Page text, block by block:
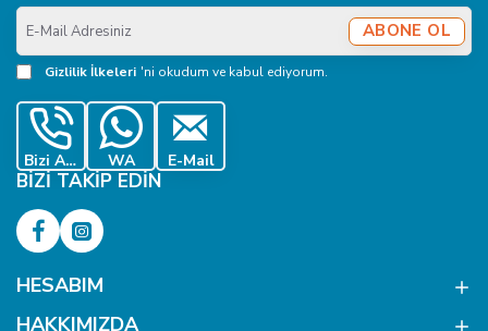
E-
Mail
Adresiniz
ABONE OL
Gizlilik İlkeleri 'ni okudum ve kabul ediyorum.
Bizi Ara WA E-Mail
BIZI TAKIP EDIN
HESABIM
HAKKIMIZDA